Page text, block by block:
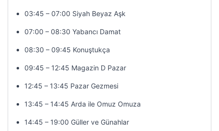
03:45 – 07:00 Siyah Beyaz Aşk
07:00 – 08:30 Yabancı Damat
08:30 – 09:45 Konuştukça
09:45 – 12:45 Magazin D Pazar
12:45 – 13:45 Pazar Gezmesi
13:45 – 14:45 Arda ile Omuz Omuza
14:45 – 19:00 Güller ve Günahlar